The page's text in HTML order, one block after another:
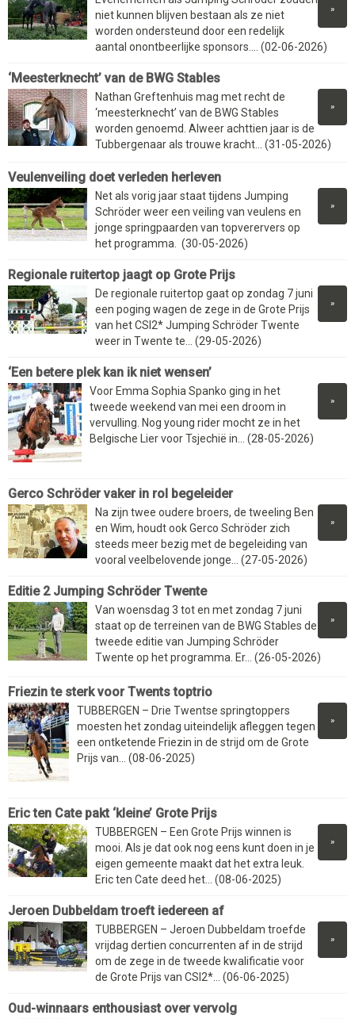
»
niet kunnen blijven bestaan als ze niet
worden ondersteund door een redelijk
aantal onontbeerlijke sponsors.... (02-06-2026)
‘Meesterknecht’ van de BWG Stables
»
Nathan Greftenhuis mag met recht de
‘meesterknecht’ van de BWG Stables
worden genoemd. Alweer achttien jaar is de
Tubbergenaar als trouwe kracht... (31-05-2026)
Veulenveiling doet verleden herleven
»
Net als vorig jaar staat tijdens Jumping
Schröder weer een veiling van veulens en
jonge springpaarden van topverervers op
het programma. (30-05-2026)
Regionale ruitertop jaagt op Grote Prijs
»
De regionale ruitertop gaat op zondag 7 juni
een poging wagen de zege in de Grote Prijs
van het CSI2* Jumping Schröder Twente
weer in Twente te... (29-05-2026)
‘Een betere plek kan ik niet wensen’
»
Voor Emma Sophia Spanko ging in het
tweede weekend van mei een droom in
vervulling. Nog young rider mocht ze in het
Belgische Lier voor Tsjechië in... (28-05-2026)
Gerco Schröder vaker in rol begeleider
»
Na zijn twee oudere broers, de tweeling Ben
en Wim, houdt ook Gerco Schröder zich
steeds meer bezig met de begeleiding van
vooral veelbelovende jonge... (27-05-2026)
Editie 2 Jumping Schröder Twente
»
Van woensdag 3 tot en met zondag 7 juni
staat op de terreinen van de BWG Stables de
tweede editie van Jumping Schröder
Twente op het programma. Er... (26-05-2026)
Friezin te sterk voor Twents toptrio
»
TUBBERGEN – Drie Twentse springtoppers
moesten het zondag uiteindelijk afleggen tegen
een ontketende Friezin in de strijd om de Grote
Prijs van... (08-06-2025)
Eric ten Cate pakt ‘kleine’ Grote Prijs
»
TUBBERGEN – Een Grote Prijs winnen is
mooi. Als je dat ook nog eens kunt doen in je
eigen gemeente maakt dat het extra leuk.
Eric ten Cate deed het... (08-06-2025)
Jeroen Dubbeldam troeft iedereen af
»
TUBBERGEN – Jeroen Dubbeldam troefde
vrijdag dertien concurrenten af in de strijd
om de zege in de tweede kwalificatie voor
de Grote Prijs van CSI2*... (06-06-2025)
Oud-winnaars enthousiast over vervolg